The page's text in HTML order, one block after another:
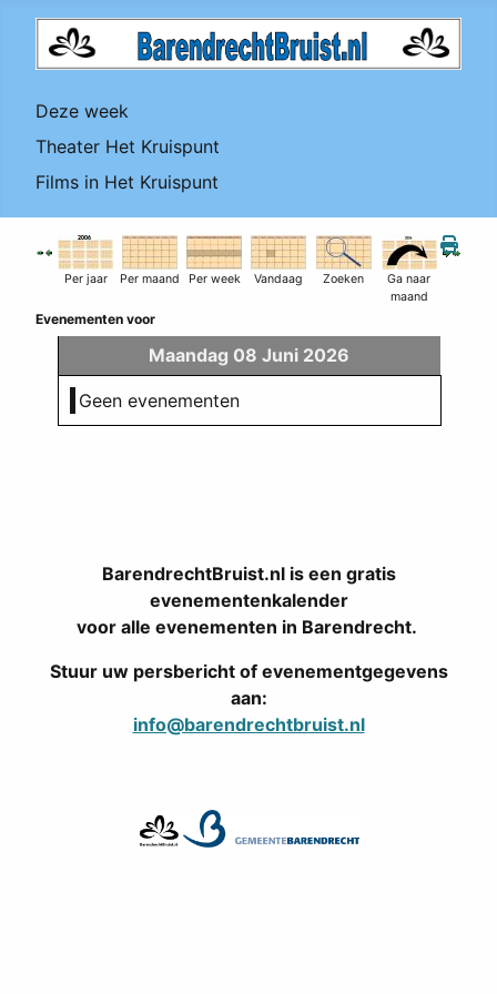
Deze week
Theater Het Kruispunt
Films in Het Kruispunt
Per jaar Per maand Per week Vandaag Zoeken
Ga naar
maand
Evenementen voor
Maandag 08 Juni 2026
Geen evenementen
BarendrechtBruist.nl is een gratis
evenementenkalender
voor alle evenementen in Barendrecht.
Stuur uw persbericht of evenementgegevens
aan:
info@barendrechtbruist.nl